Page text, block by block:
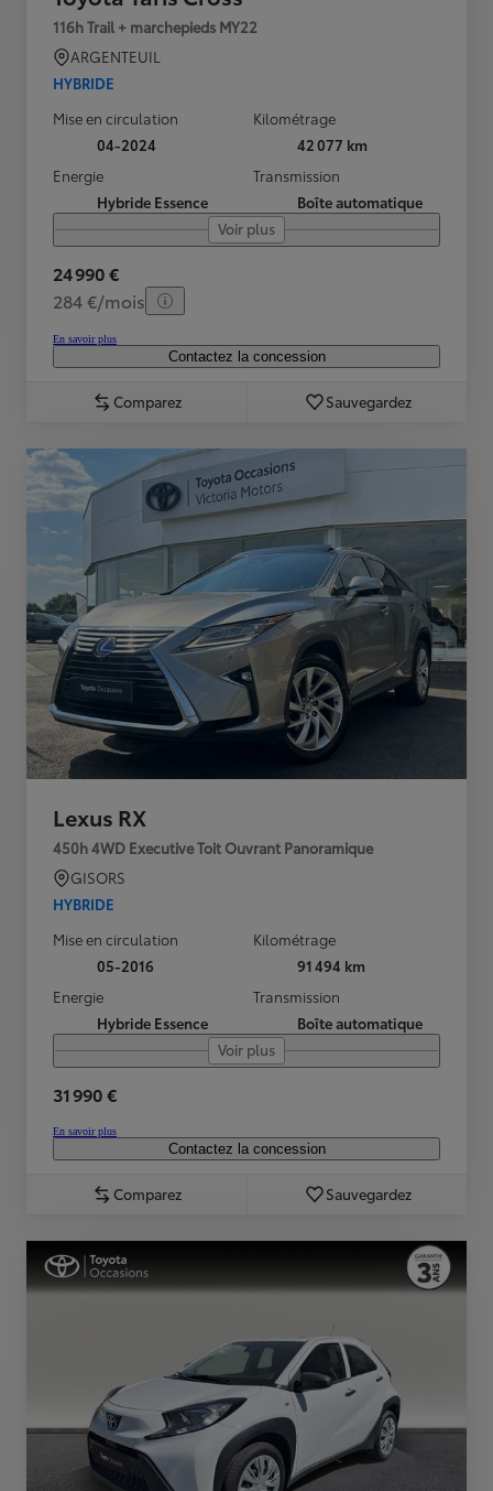
116h Trail + marchepieds MY22
ARGENTEUIL
HYBRIDE
Mise en circulation
04-2024
Kilométrage
42 077 km
Energie
Hybride Essence
Transmission
Boîte automatique
Voir plus
24 990 €
284 €/mois
En savoir plus
Contactez la concession
Comparez Sauvegardez
Lexus RX
450h 4WD Executive Toit Ouvrant Panoramique
GISORS
HYBRIDE
Mise en circulation
05-2016
Kilométrage
91 494 km
Energie
Hybride Essence
Transmission
Boîte automatique
Voir plus
31 990 €
En savoir plus
Contactez la concession
Comparez Sauvegardez